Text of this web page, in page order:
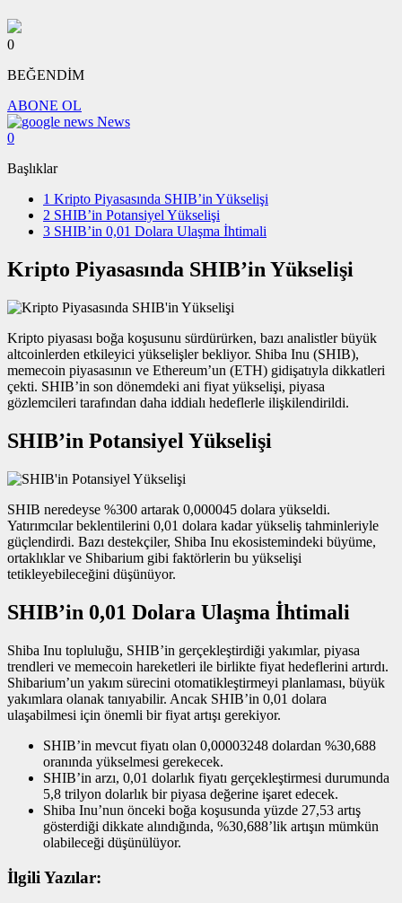
0
BEĞENDİM
ABONE OL
News
0
Başlıklar
1 Kripto Piyasasında SHIB’in Yükselişi
2 SHIB’in Potansiyel Yükselişi
3 SHIB’in 0,01 Dolara Ulaşma İhtimali
Kripto Piyasasında SHIB’in Yükselişi
Kripto piyasası boğa koşusunu sürdürürken, bazı analistler büyük
altcoinlerden etkileyici yükselişler bekliyor. Shiba Inu (SHIB),
memecoin piyasasının ve Ethereum’un (ETH) gidişatıyla dikkatleri
çekti. SHIB’in son dönemdeki ani fiyat yükselişi, piyasa
gözlemcileri tarafından daha iddialı hedeflerle ilişkilendirildi.
SHIB’in Potansiyel Yükselişi
SHIB neredeyse %300 artarak 0,000045 dolara yükseldi.
Yatırımcılar beklentilerini 0,01 dolara kadar yükseliş tahminleriyle
güçlendirdi. Bazı destekçiler, Shiba Inu ekosistemindeki büyüme,
ortaklıklar ve Shibarium gibi faktörlerin bu yükselişi
tetikleyebileceğini düşünüyor.
SHIB’in 0,01 Dolara Ulaşma İhtimali
Shiba Inu topluluğu, SHIB’in gerçekleştirdiği yakımlar, piyasa
trendleri ve memecoin hareketleri ile birlikte fiyat hedeflerini artırdı.
Shibarium’un yakım sürecini otomatikleştirmeyi planlaması, büyük
yakımlara olanak tanıyabilir. Ancak SHIB’in 0,01 dolara
ulaşabilmesi için önemli bir fiyat artışı gerekiyor.
SHIB’in mevcut fiyatı olan 0,00003248 dolardan %30,688
oranında yükselmesi gerekecek.
SHIB’in arzı, 0,01 dolarlık fiyatı gerçekleştirmesi durumunda
5,8 trilyon dolarlık bir piyasa değerine işaret edecek.
Shiba Inu’nun önceki boğa koşusunda yüzde 27,53 artış
gösterdiği dikkate alındığında, %30,688’lik artışın mümkün
olabileceği düşünülüyor.
İlgili Yazılar: